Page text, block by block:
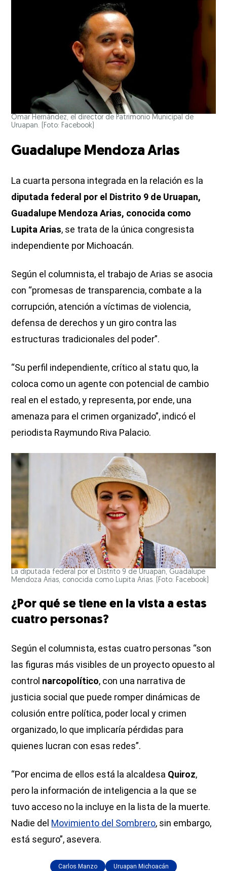
Omar Hernández, el director de Patrimonio Municipal de
Uruapan. (Foto: Facebook)
Guadalupe Mendoza Arias
La cuarta persona integrada en la relación es la
diputada federal por el Distrito 9 de Uruapan,
Guadalupe Mendoza Arias, conocida como
Lupita Arias, se trata de la única congresista
independiente por Michoacán.
Según el columnista, el trabajo de Arias se asocia
con “promesas de transparencia, combate a la
corrupción, atención a víctimas de violencia,
defensa de derechos y un giro contra las
estructuras tradicionales del poder”.
“Su perfil independiente, crítico al statu quo, la
coloca como un agente con potencial de cambio
real en el estado, y representa, por ende, una
amenaza para el crimen organizado”, indicó el
periodista Raymundo Riva Palacio.
La diputada federal por el Distrito 9 de Uruapan, Guadalupe
Mendoza Arias, conocida como Lupita Arias. (Foto: Facebook)
¿Por qué se tiene en la vista a estas
cuatro personas?
Según el columnista, estas cuatro personas “son
las figuras más visibles de un proyecto opuesto al
control narcopolítico, con una narrativa de
justicia social que puede romper dinámicas de
colusión entre política, poder local y crimen
organizado, lo que implicaría pérdidas para
quienes lucran con esas redes”.
“Por encima de ellos está la alcaldesa Quiroz,
pero la información de inteligencia a la que se
tuvo acceso no la incluye en la lista de la muerte.
Nadie del Movimiento del Sombrero, sin embargo,
está seguro”, asevera.
Carlos Manzo Uruapan Michoacán